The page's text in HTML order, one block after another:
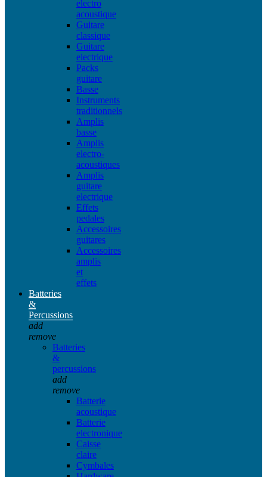
electro
acoustique
Guitare
classique
Guitare
electrique
Packs
guitare
Basse
Instruments
traditionnels
Amplis
basse
Amplis
electro-
acoustiques
Amplis
guitare
electrique
Effets
pedales
Accessoires
guitares
Accessoires
amplis
et
effets
Batteries
&
Percussions
add
remove
Batteries
&
percussions
add
remove
Batterie
acoustique
Batterie
electronique
Caisse
claire
Cymbales